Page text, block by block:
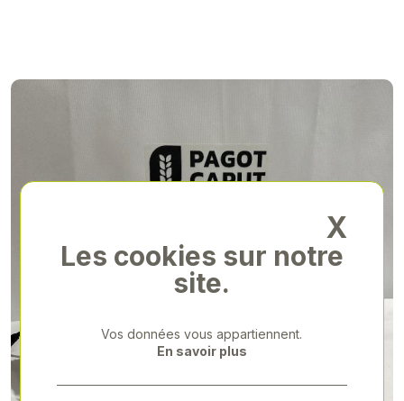
X
Les cookies sur notre
site.
Vos données vous appartiennent.
En savoir plus